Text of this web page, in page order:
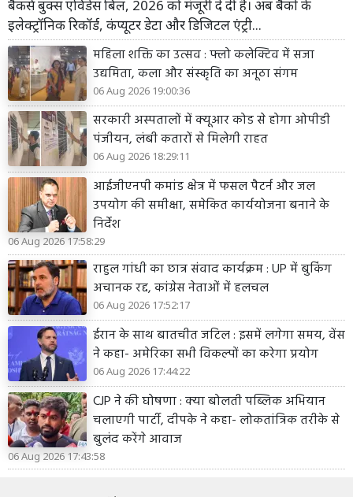
बैंकर्स बुक्स एविडेंस बिल, 2026 को मंजूरी दे दी है। अब बैंकों के
इलेक्ट्रॉनिक रिकॉर्ड, कंप्यूटर डेटा और डिजिटल एंट्री...
महिला शक्ति का उत्सव : फ्लो कलेक्टिव में सजा
उद्यमिता, कला और संस्कृति का अनूठा संगम
06 Aug 2026 19:00:36
सरकारी अस्पतालों में क्यूआर कोड से होगा ओपीडी
पंजीयन, लंबी कतारों से मिलेगी राहत
06 Aug 2026 18:29:11
आईजीएनपी कमांड क्षेत्र में फसल पैटर्न और जल
उपयोग की समीक्षा, समेकित कार्ययोजना बनाने के
निर्देश
06 Aug 2026 17:58:29
राहुल गांधी का छात्र संवाद कार्यक्रम : UP में बुकिंग
अचानक रद्द, कांग्रेस नेताओं में हलचल
06 Aug 2026 17:52:17
ईरान के साथ बातचीत जटिल : इसमें लगेगा समय, वेंस
ने कहा- अमेरिका सभी विकल्पों का करेगा प्रयोग
06 Aug 2026 17:44:22
CJP ने की घोषणा : क्या बोलती पब्लिक अभियान
चलाएगी पार्टी, दीपके ने कहा- लोकतांत्रिक तरीके से
बुलंद करेंगे आवाज
06 Aug 2026 17:43:58